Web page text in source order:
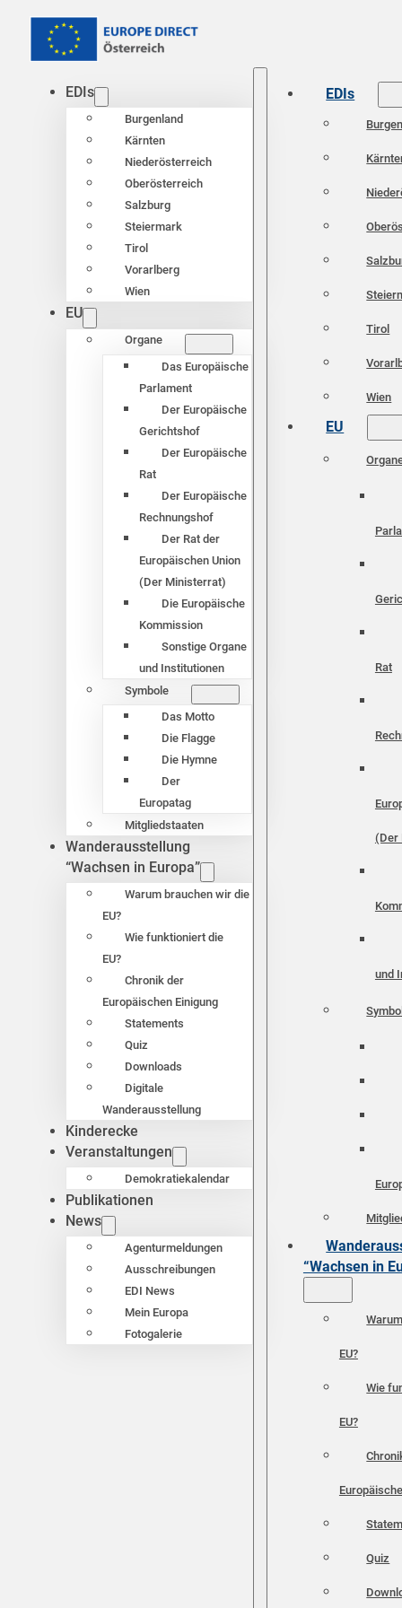
EDIs
Burgenland
Kärnten
Niederösterreich
Oberösterreich
Salzburg
Steiermark
Tirol
Vorarlberg
Wien
EU
Organe
Das Europäische
Parlament
Der Europäische
Gerichtshof
Der Europäische
Rat
Der Europäische
Rechnungshof
Der Rat der
Europäischen Union
(Der Ministerrat)
Die Europäische
Kommission
Sonstige Organe
und Institutionen
Symbole
Das Motto
Die Flagge
Die Hymne
Der
Europatag
Mitgliedstaaten
Wanderausstellung
“Wachsen in Europa”
Warum brauchen wir die
EU?
Wie funktioniert die
EU?
Chronik der
Europäischen Einigung
Statements
Quiz
Downloads
Digitale
Wanderausstellung
Kinderecke
Veranstaltungen
Demokratiekalendar
Publikationen
News
Agenturmeldungen
Ausschreibungen
EDI News
Mein Europa
Fotogalerie
EDIs
Tirol
Wien
EU
Rat
(Der
und
“Wachsen in
EU?
Wie
EU?
Quiz